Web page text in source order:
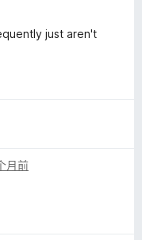
just aren't
月前